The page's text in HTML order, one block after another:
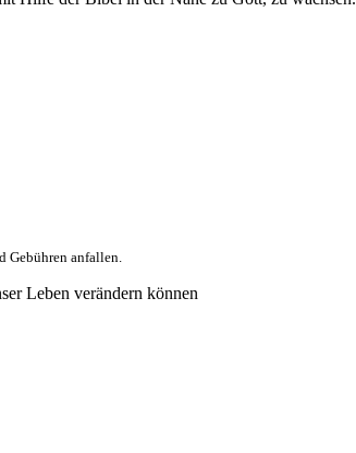
anfallen.
Leben verändern können